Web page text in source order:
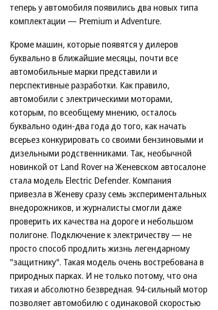
теперь у автомобиля появились два новых типа
комплектации — Premium и Adventure.
Кроме машин, которые появятся у дилеров
буквально в ближайшие месяцы, почти все
автомобильные марки представили и
перспективные разработки. Как правило,
автомобили с электрическими моторами,
которым, по всеобщему мнению, осталось
буквально один-два года до того, как начать
всерьез конкурировать со своими бензиновыми и
дизельными родственниками. Так, необычной
новинкой от Land Rover на Женевском автосалоне
стала модель Electric Defender. Компания
привезла в Женеву сразу семь экспериментальных
внедорожников, и журналисты смогли даже
проверить их качества на дороге и небольшом
полигоне. Подключение к электричеству — не
просто способ продлить жизнь легендарному
"защитнику". Такая модель очень востребована в
природных парках. И не только потому, что она
тихая и абсолютно безвредная. 94-сильный мотор
позволяет автомобилю с одинаковой скоростью